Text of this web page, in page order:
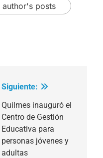
author's posts
Siguiente:
Quilmes inauguró el
Centro de Gestión
Educativa para
personas jóvenes y
adultas